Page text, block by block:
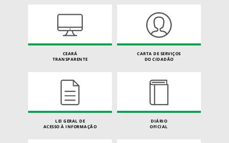
CEARÁ
TRANSPARENTE
CARTA DE SERVIÇOS
DO CIDADÃO
LEI GERAL DE
ACESSO À INFORMAÇÃO
DIÁRIO
OFICIAL